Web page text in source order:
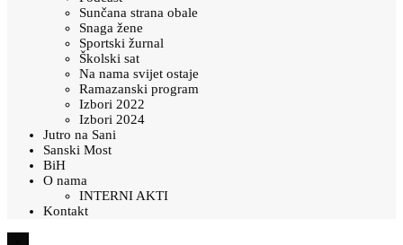
Sunčana strana obale
Snaga žene
Sportski žurnal
Školski sat
Na nama svijet ostaje
Ramazanski program
Izbori 2022
Izbori 2024
Jutro na Sani
Sanski Most
BiH
O nama
INTERNI AKTI
Kontakt